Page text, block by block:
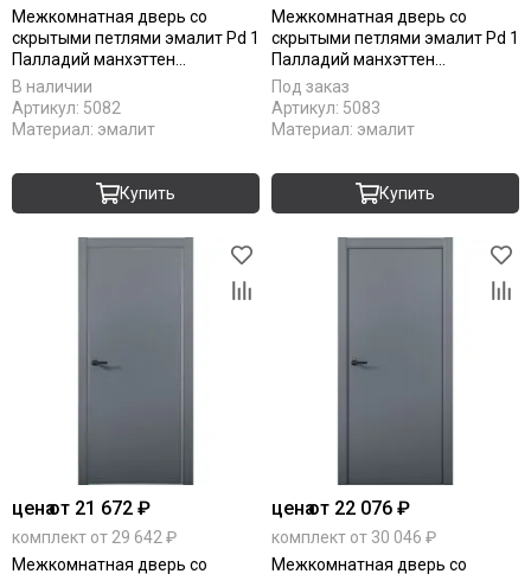
Межкомнатная дверь со
скрытыми петлями эмалит Pd 1
Палладий манхэттен
алюминиевая кромка Al глухая
В наличии
Артикул: 5082
Материал: эмалит
Купить
Межкомнатная дверь со
скрытыми петлями эмалит Pd 1
Палладий манхэттен
алюминиевая кромка Al Black
Edition глухая
Под заказ
Артикул: 5083
Материал: эмалит
Купить
ценаот 21 672 ₽
комплект от 29 642 ₽
Межкомнатная дверь со
ценаот 22 076 ₽
комплект от 30 046 ₽
Межкомнатная дверь со